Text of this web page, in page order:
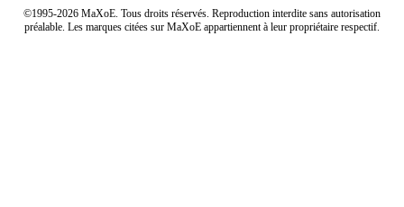
©1995-2026 MaXoE. Tous droits réservés. Reproduction interdite sans autorisation
préalable. Les marques citées sur MaXoE appartiennent à leur propriétaire respectif.